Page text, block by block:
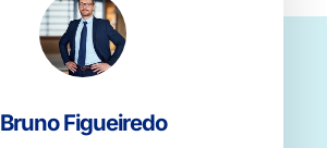
Bruno Figueiredo